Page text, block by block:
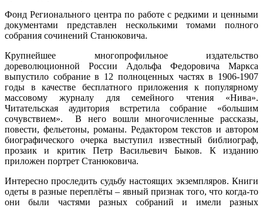
Фонд Регионального центра по работе с редкими и ценными
документами представлен несколькими томами полного
собрания сочинений Станюковича.
Крупнейшее многопрофильное издательство
дореволюционной России Адольфа Федоровича Маркса
выпустило собрание в 12 полноценных частях в 1906-1907
годы в качестве бесплатного приложения к популярному
массовому журналу для семейного чтения «Нива».
Читательская аудитория встретила собрание «большим
сочувствием». В него вошли многочисленные рассказы,
повести, фельетоны, романы. Редактором текстов и автором
биографического очерка выступил известный библиограф,
прозаик и критик Петр Васильевич Быков. К изданию
приложен портрет Станюковича.
Интересно проследить судьбу настоящих экземпляров. Книги
одеты в разные переплёты – явный признак того, что когда-то
они были частями разных собраний и имели разных